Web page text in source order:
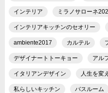
インテリア ミラノサローネ
インテリアキッチンのセオリー
ambiente2017 カルテル
デザイナートトーキョー アル
イタリアンデザイン 人生を変
私らしいキッチン バスルーム